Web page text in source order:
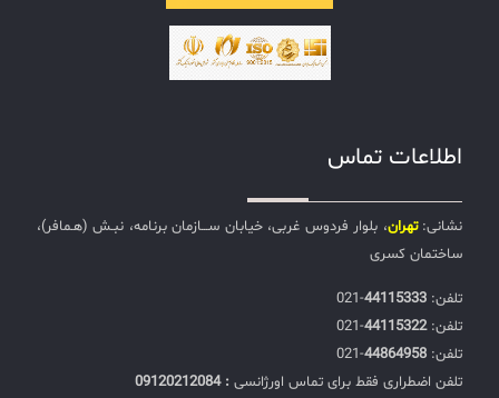
اطلاعات تماس
نشانی:تهران، بلوار فردوس غربی، خیابان ســـازمان برنامه، نبـش (هـمافر)،
ساختمان کسری
تلفن:‌ 44115333
-021
تلفن:‌44115322
-021
تلفن:‌ 44864958
-021
تلفن اضطراری فقط برای تماس اورژانسی : 09120212084